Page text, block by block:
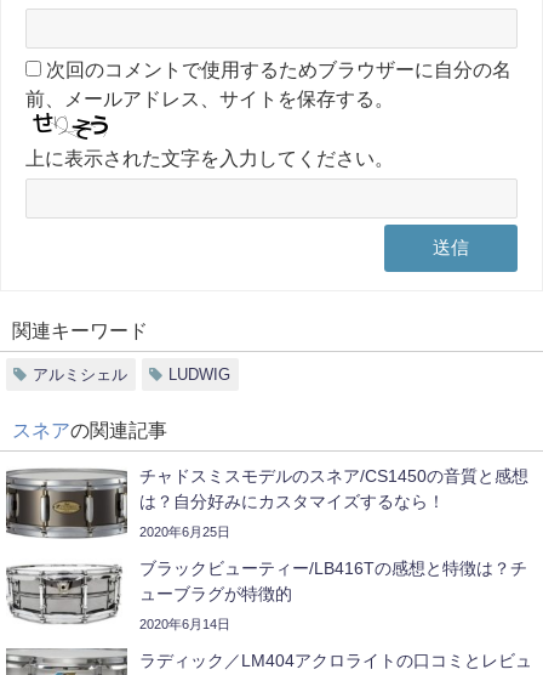
次回のコメントで使用するためブラウザーに自分の名
前、メールアドレス、サイトを保存する。
上に表示された文字を入力してください。
関連キーワード
アルミシェル LUDWIG
スネアの関連記事
チャドスミスモデルのスネア/CS1450の音質と感想
は？自分好みにカスタマイズするなら！
2020年6月25日
ブラックビューティー/LB416Tの感想と特徴は？チ
ューブラグが特徴的
2020年6月14日
ラディック／LM404アクロライトの口コミとレビュ